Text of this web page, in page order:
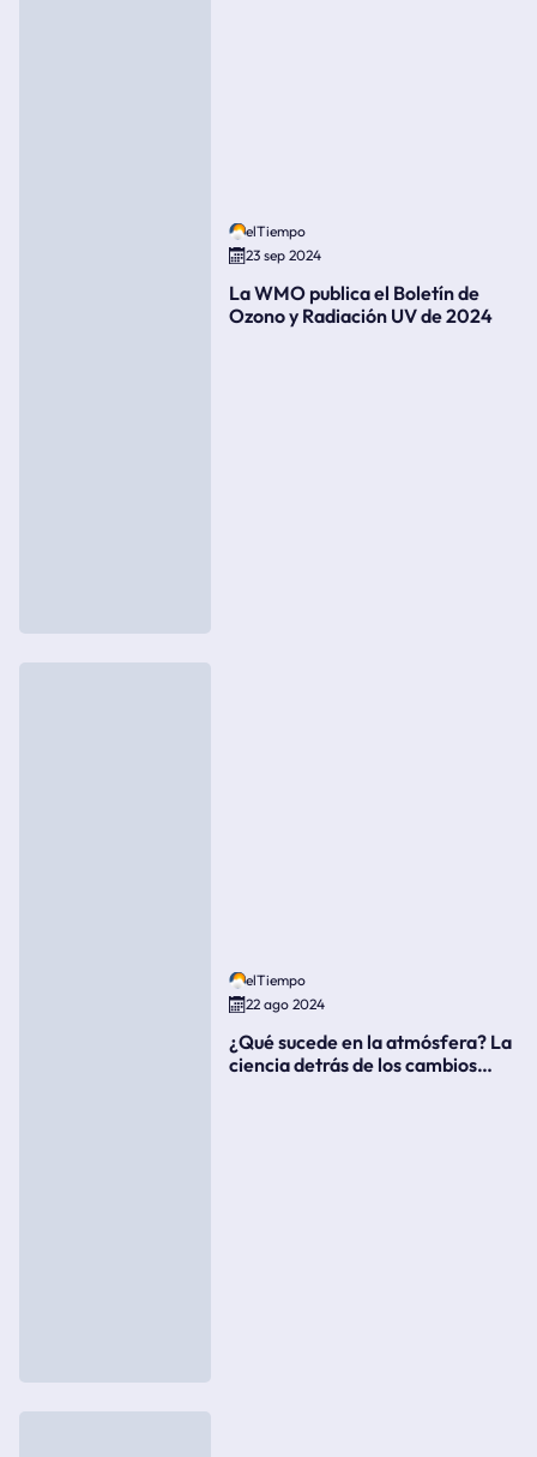
elTiempo
23 sep 2024
La WMO publica el Boletín de
Ozono y Radiación UV de 2024
elTiempo
22 ago 2024
¿Qué sucede en la atmósfera? La
ciencia detrás de los cambios